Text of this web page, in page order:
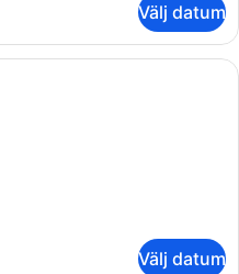
Välj datum
Ett hotellrum med två sängar, en
Välj datum